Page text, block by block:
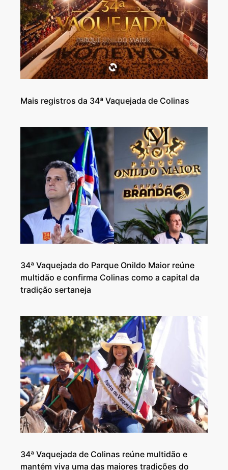
Mais registros da 34ª Vaquejada de Colinas
34ª Vaquejada do Parque Onildo Maior reúne
multidão e confirma Colinas como a capital da
tradição sertaneja
34ª Vaquejada de Colinas reúne multidão e
mantém viva uma das maiores tradições do